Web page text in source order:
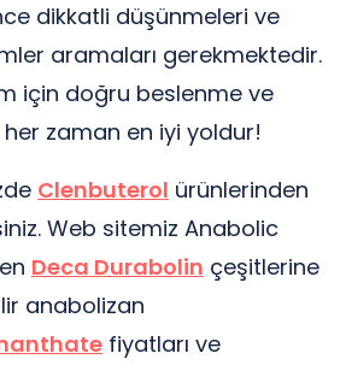
dikkatli düşünmeleri ve
aramaları gerekmektedir.
için doğru beslenme ve
zaman en iyi yoldur!
Clenbuterol ürünlerinden
Web sitemiz Anabolic
Deca Durabolin çeşitlerine
anabolizan
fiyatları ve